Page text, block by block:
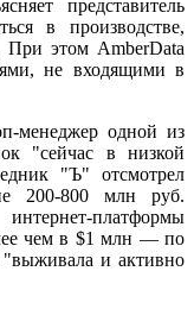
представитель
в производстве,
При этом AmberData
не входящими в
менеджер одной из
"сейчас в низкой
"Ъ" отсмотрел
200-800 млн руб.
платформы
чем в $1 млн — по
"выживала и активно